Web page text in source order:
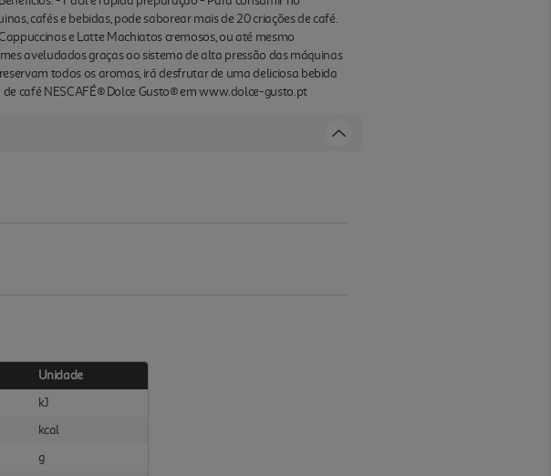
cafés e bebidas, pode saborear mais de 20 criações de café.
e Latte Machiatos cremosos, ou até mesmo
aveludados graças ao sistema de alta pressão das máquinas
todos os aromas, irá desfrutar de uma deliciosa bebida
café NESCAFÉ® Dolce Gusto® em www.dolce-gusto.pt
Unidade
kJ
kcal
g